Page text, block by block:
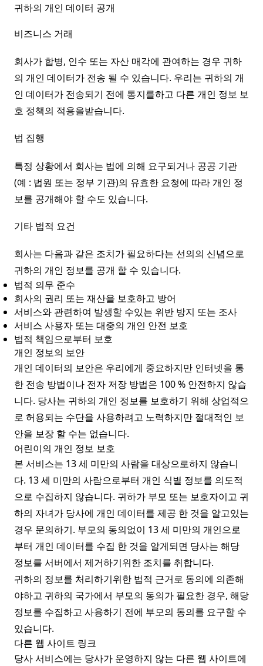
귀하의 개인 데이터 공개
비즈니스 거래
회사가 합병, 인수 또는 자산 매각에 관여하는 경우 귀하
의 개인 데이터가 전송 될 수 있습니다. 우리는 귀하의 개
인 데이터가 전송되기 전에 통지를하고 다른 개인 정보 보
호 정책의 적용을받습니다.
법 집행
특정 상황에서 회사는 법에 의해 요구되거나 공공 기관
(예 : 법원 또는 정부 기관)의 유효한 요청에 따라 개인 정
보를 공개해야 할 수도 있습니다.
기타 법적 요건
회사는 다음과 같은 조치가 필요하다는 선의의 신념으로
귀하의 개인 정보를 공개 할 수 있습니다.
법적 의무 준수
회사의 권리 또는 재산을 보호하고 방어
서비스와 관련하여 발생할 수있는 위반 방지 또는 조사
서비스 사용자 또는 대중의 개인 안전 보호
법적 책임으로부터 보호
개인 정보의 보안
개인 데이터의 보안은 우리에게 중요하지만 인터넷을 통
한 전송 방법이나 전자 저장 방법은 100 % 안전하지 않습
니다. 당사는 귀하의 개인 정보를 보호하기 위해 상업적으
로 허용되는 수단을 사용하려고 노력하지만 절대적인 보
안을 보장 할 수는 없습니다.
어린이의 개인 정보 보호
본 서비스는 13 세 미만의 사람을 대상으로하지 않습니
다. 13 세 미만의 사람으로부터 개인 식별 정보를 의도적
으로 수집하지 않습니다. 귀하가 부모 또는 보호자이고 귀
하의 자녀가 당사에 개인 데이터를 제공 한 것을 알고있는
경우 문의하기. 부모의 동의없이 13 세 미만의 개인으로
부터 개인 데이터를 수집 한 것을 알게되면 당사는 해당
정보를 서버에서 제거하기위한 조치를 취합니다.
귀하의 정보를 처리하기위한 법적 근거로 동의에 의존해
야하고 귀하의 국가에서 부모의 동의가 필요한 경우, 해당
정보를 수집하고 사용하기 전에 부모의 동의를 요구할 수
있습니다.
다른 웹 사이트 링크
당사 서비스에는 당사가 운영하지 않는 다른 웹 사이트에